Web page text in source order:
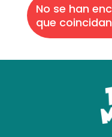
No se han
que